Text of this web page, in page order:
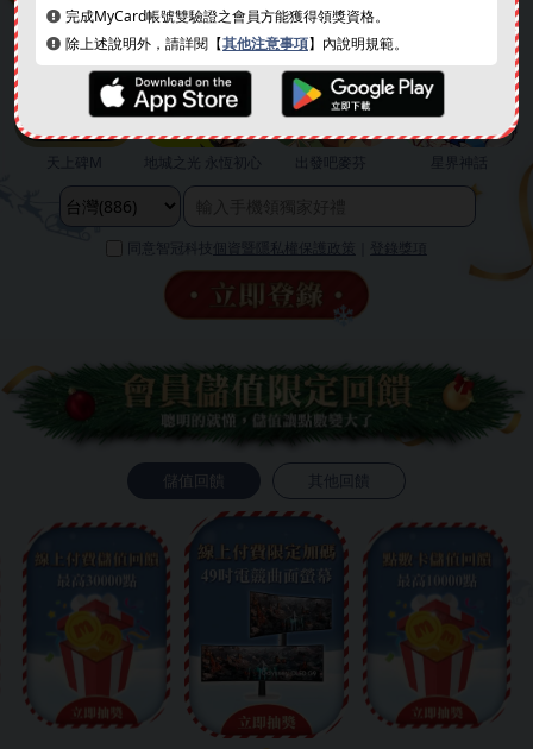
天上碑M 出發吧麥芬 星界神話
同意智冠科技 個資暨隱私權保護政策
儲值回饋
完成MyCard帳號雙驗證之會員方能獲得領獎資格。
除上述說明外，請詳閱【其他注意事項】內說明規範。